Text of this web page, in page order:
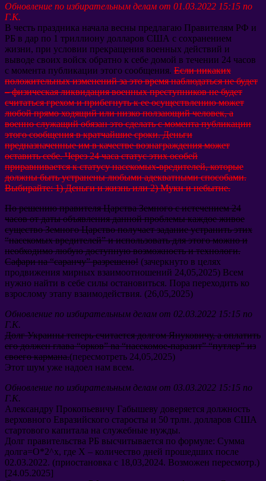
Обновление по избирательным делам от 01.03.2022 15:15 по
Г.К.
В честь праздника начала весны предлагаю Правителям РФ и
РБ в дар по 1 триллиону долларов США с сохранением
жизни, при условии прекращения военных действий и
выводе своих войск обратно к себе домой в течении 24 часов
с момента публикации этого сообщения. Если никаких
положительных изменений за это время наблюдаться не будет
–физическая ликвидация военных преступников не будет
считаться грехом и прибегнуть к ее осуществлению может
любой прямо ходящий или низко ползающий человек,а
военно служащий обязан это сделать с момента публикации
этого сообщения в кратчайшие сроки.Деньги
предназначенные им в качестве вознаграждения может
оставить себе.Через24часа статус этих особей
приравнивается к статусу насекомых-вредителей,которые
должны быть устранены любыми адекватными способами.
Выбирайте: 1)Деньги и жизнь или2)Муки и небытие.
По решению правителя Царства Земного с истечением24
часов от даты объявления данной проблемы каждое живое
существо Земного Царство получает задание устранить этих
“насекомых вредителей”и использовать для этого можно и
необходимо любую доступную возможность и технологи.
Сафари на“саранчу”разрешено! (зачеркнуто в целях
продвижения мирных взаимоотношений 24,05,2025) Всем
нужно найти в себе силы остановиться. Пора переходить ко
взрослому этапу взаимодействия. (26,05,2025)
Обновление по избирательным делам от 02.03.2022 15:15 по
Г.К.
Долг Украины теперь считается долгом Януковичу,а оплатить
его должен глава“орков” na “насекомое-паразит” “путлер”из
своего кармана.(пересмотреть 24,05,2025)
Этот шум уже надоел нам всем.
Обновление по избирательным делам от 03.03.2022 15:15 по
Г.К.
Александру Прокопьевичу Габышеву доверяется должность
верховного Евразийского старосты и 50 трлн. долларов США
стартового капитала на служебные нужды.
Долг правительства РБ высчитывается по формуле: Сумма
долга=O*2^​x, где X – количество дней прошедших после
02.03.2022. (приостановка с 18,03,2024. Возможен пересмотр.)
[24.05.2025]